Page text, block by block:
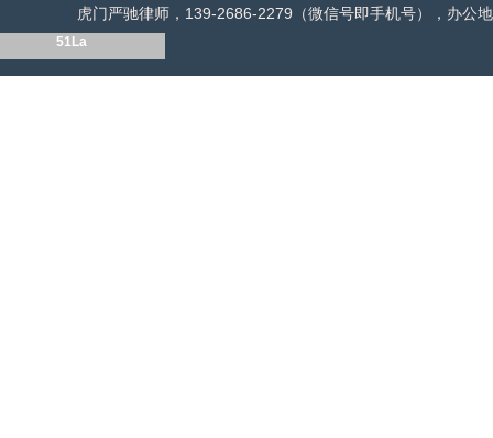
虎门严驰律师，139-2686-2279（微信号即手机号），办公
51La